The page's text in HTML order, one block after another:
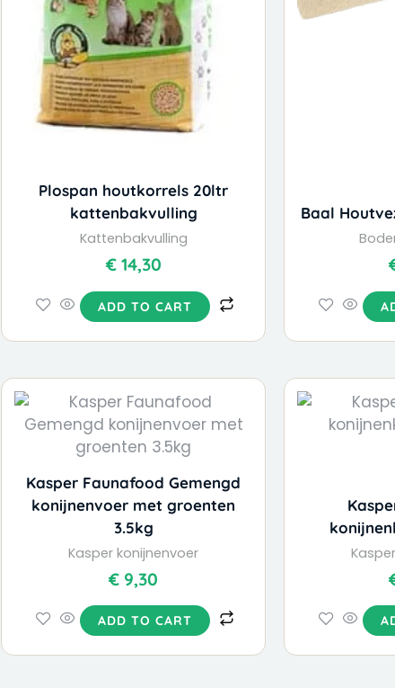
Plospan houtkorrels 20ltr
kattenbakvulling
Kattenbakvulling
€14,30
ADD TO CART
Baal
Kasper Faunafood Gemengd
konijnenvoer met groenten
3.5kg
Kasper konijnenvoer
€ 9,30
ADD TO CART